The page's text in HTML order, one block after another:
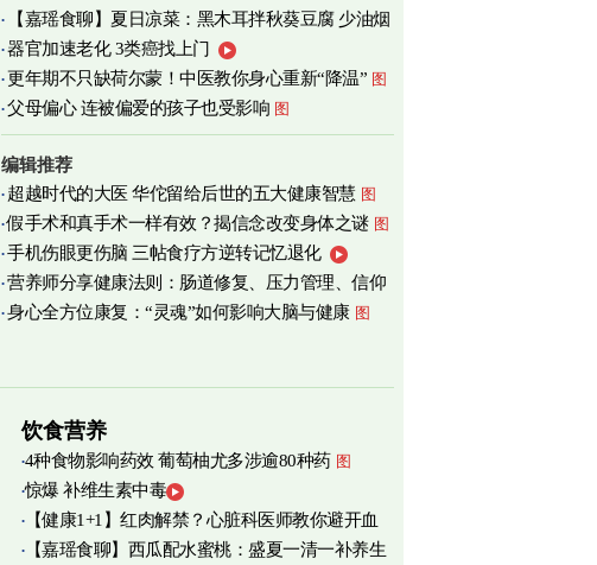
加物真相
【嘉瑶食聊】夏日凉菜：黑木耳拌秋葵豆腐 少油烟
清爽养心 图
器官加速老化 3类癌找上门
更年期不只缺荷尔蒙！中医教你身心重新“降温” 图
父母偏心 连被偏爱的孩子也受影响 图
编辑推荐
超越时代的大医 华佗留给后世的五大健康智慧 图
假手术和真手术一样有效？揭信念改变身体之谜 图
手机伤眼更伤脑 三帖食疗方逆转记忆退化
营养师分享健康法则：肠道修复、压力管理、信仰
实践 图
身心全方位康复：“灵魂”如何影响大脑与健康 图
饮食营养
4种食物影响药效 葡萄柚尤多涉逾80种药 图
惊爆 补维生素中毒
【健康1+1】红肉解禁？心脏科医师教你避开血
管伤害
【嘉瑶食聊】西瓜配水蜜桃：盛夏一清一补养生